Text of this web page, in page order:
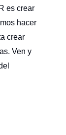
es crear
hacer
crear
Ven y